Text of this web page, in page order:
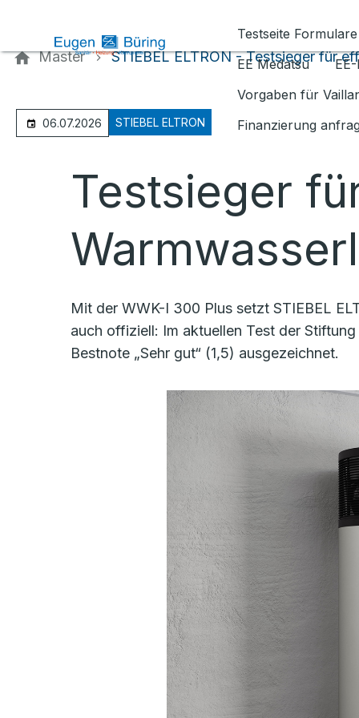
Testseite Formulare
EE Medatsu
Vorgaben für
Finanzierung
Master STIEBEL ELTRON - Testsieger für
06.07.2026 STIEBEL ELTRON
Testsieger
Mit der WWK-I 300 Plus setzt STIEBEL
auch offiziell: Im aktuellen Test der
Bestnote „Sehr gut“ (1,5) ausgezeichnet.